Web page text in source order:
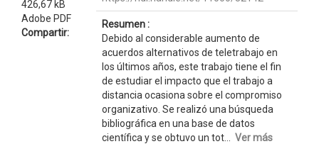
426,67 kB
Adobe PDF
Compartir:
Resumen :
Debido al considerable aumento de
acuerdos alternativos de teletrabajo en
los últimos años, este trabajo tiene el fin
de estudiar el impacto que el trabajo a
distancia ocasiona sobre el compromiso
organizativo. Se realizó una búsqueda
bibliográfica en una base de datos
científica y se obtuvo un tot... Ver más